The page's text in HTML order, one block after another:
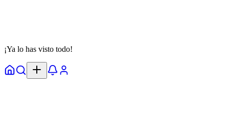
¡Ya lo has visto todo!
InicioExplorar Alertas